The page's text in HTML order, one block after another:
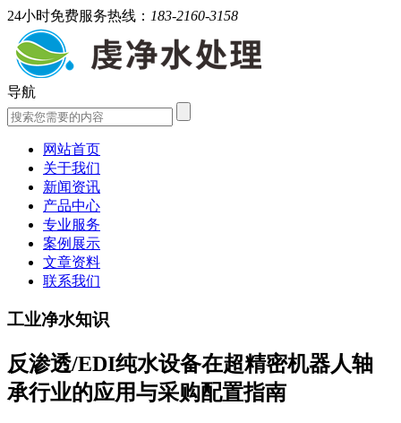
24小时免费服务热线： 183-2160-3158
导航
网站首页
关于我们
新闻资讯
产品中心
专业服务
案例展示
文章资料
联系我们
工业净水知识
反渗透/EDI纯水设备在超精密机器人轴
承行业的应用与采购配置指南